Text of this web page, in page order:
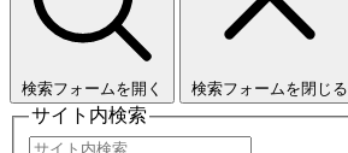
検索フォームを開く 検索フォームを閉じる
サイト内検索